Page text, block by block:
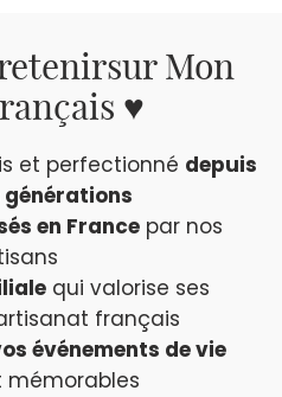
sur Mon
♥
et perfectionné depuis
en France par nos
qui valorise ses
français
événements de vie
mémorables